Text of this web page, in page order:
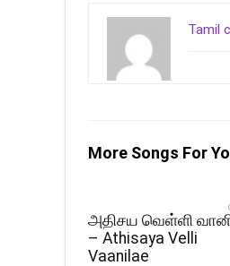
Tamil
More Songs For
அதிசய வெள்ளி
– Athisaya Velli
Vaanilae